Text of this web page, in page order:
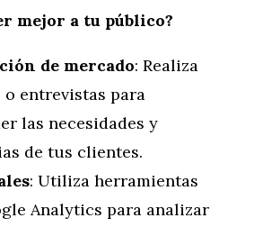
mejor a tu público?
de mercado: Realiza
o entrevistas para
las necesidades y
de tus clientes.
: Utiliza herramientas
Analytics para analizar